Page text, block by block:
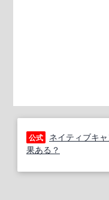
公式
ネイティブキ
果ある？